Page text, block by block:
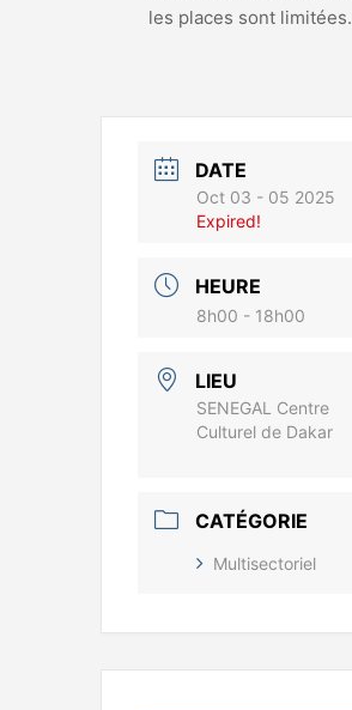
les places sont limitées.
DATE
Oct 03 - 05 2025
Expired!
HEURE
8h00 - 18h00
LIEU
SENEGAL Centre
Culturel de Dakar
CATÉGORIE
Multisectoriel